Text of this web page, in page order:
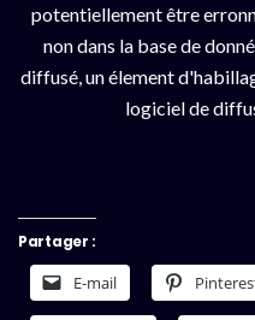
potentiellement être
non dans la base de
diffusé, un élement
logiciel de
Partager :
E-mail